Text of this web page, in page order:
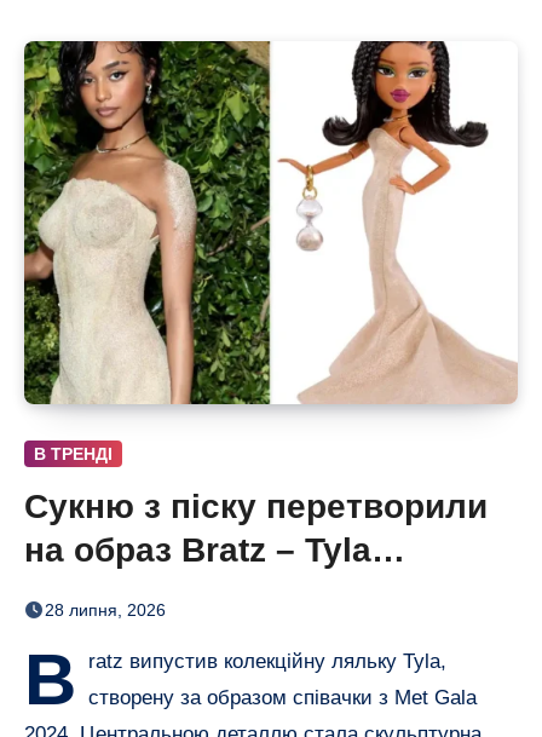
В ТРЕНДІ
Сукню з піску перетворили
на образ Bratz – Tyla
отримала власну ляльку
28 липня, 2026
B
ratz випустив колекційну ляльку Tyla,
створену за образом співачки з Met Gala